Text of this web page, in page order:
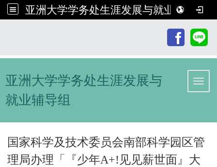
亚洲大学学务处生涯发展与就业辅导组
亚洲大学学务处生涯发展与
就业辅导组
国家科学及技术委员会南部科学园区管
理局办理「『少年A+!见见薪世面』大